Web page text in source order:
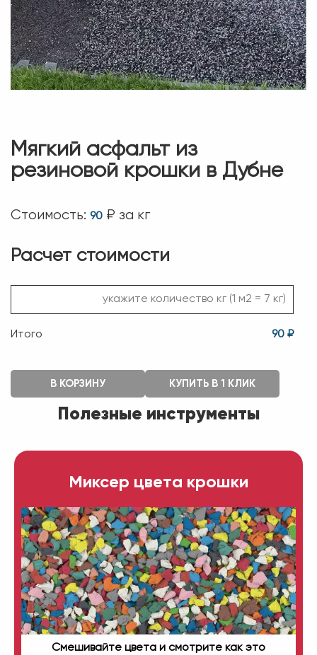
Мягкий асфальт из
резиновой крошки в Дубне
Стоимость: 90 ₽ за кг
Расчет стоимости
Итого 90 ₽
В КОРЗИНУ КУПИТЬ В 1 КЛИК
Полезные инструменты
Миксер цвета крошки
Смешивайте цвета и смотрите как это